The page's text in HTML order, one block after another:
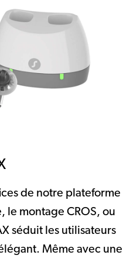
de notre plateforme
montage CROS, ou
séduit les utilisateurs
Même avec une